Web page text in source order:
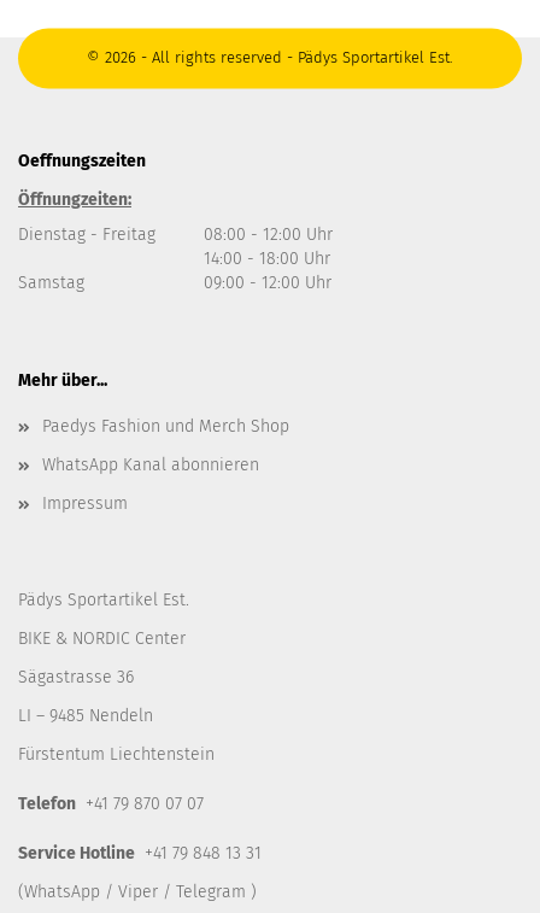
© 2026 - All rights reserved - Pädys Sportartikel Est.
Oeffnungszeiten
Öffnungzeiten:
Dienstag - Freitag
08:00 - 12:00 Uhr
14:00 - 18:00 Uhr
Samstag
09:00 - 12:00 Uhr
Mehr über...
Paedys Fashion und Merch Shop
WhatsApp Kanal abonnieren
Impressum
Pädys Sportartikel Est.
BIKE & NORDIC Center
Sägastrasse 36
LI – 9485 Nendeln
Fürstentum Liechtenstein
Telefon +41 79 870 07 07
Service Hotline +41 79 848 13 31
(WhatsApp / Viper / Telegram )